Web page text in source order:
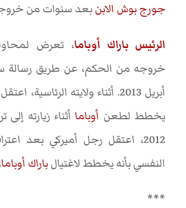
جورج بوش الابنبعد سنوات من
الرئيس باراك أوباما، تعرض
خروجه من الحكم، عن طريق رسالة
أبريل 2013. أثناء ولايته
يخطط لطعن أوباماأثناء زيارته إلى
2012، اعتقل رجل أميركي بعد
النفسي بأنه يخطط لاغتيالباراك أوباما.
***